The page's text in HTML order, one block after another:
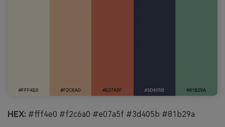
HEX: #fff4e0 #f2c6a0 #e07a5f #3d405b #81b29a